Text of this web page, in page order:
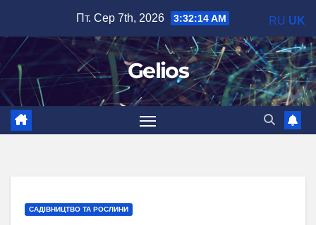
вмісту
Пт. Сер 7th, 2026 3:32:16 AM
Gelios
САДІВНИЦТВО ТА РОСЛИНИ
RU UK